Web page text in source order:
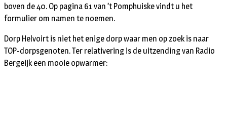
boven de 40. Op pagina 61 van ’t Pomphuiske vindt u het
formulier om namen te noemen.
Dorp Helvoirt is niet het enige dorp waar men op zoek is naar
TOP-dorpsgenoten. Ter relativering is de uitzending van Radio
Bergeijk een mooie opwarmer: